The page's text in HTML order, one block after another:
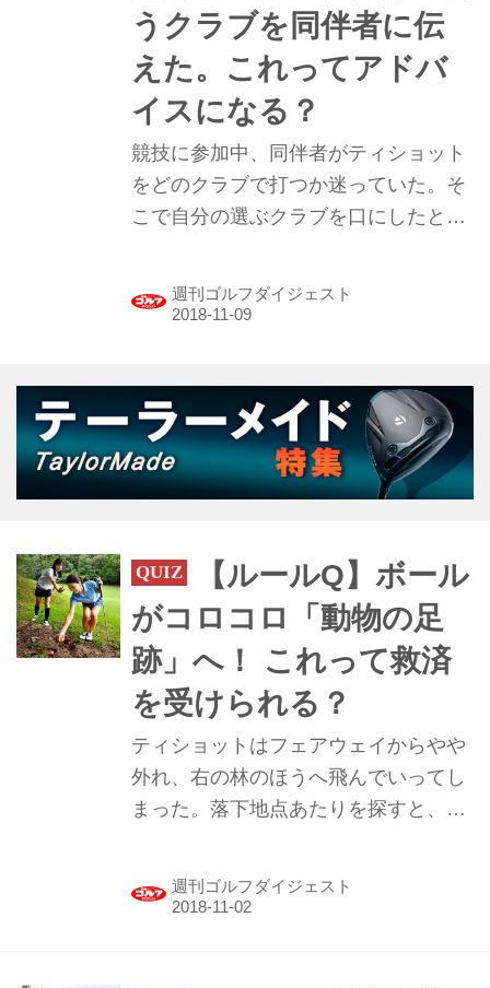
うクラブを同伴者に伝
えた。これってアドバ
イスになる？
競技に参加中、同伴者がティショット
をどのクラブで打つか迷っていた。そ
こで自分の選ぶクラブを口にしたとこ
週刊ゴルフダイジェスト
【ルールQ】ボール
がコロコロ「動物の足
跡」へ！ これって救済
を受けられる？
ティショットはフェアウェイからやや
外れ、右の林のほうへ飛んでいってし
まった。落下地点あたりを探すと、な
ことはできる？
週刊ゴルフダイジェスト